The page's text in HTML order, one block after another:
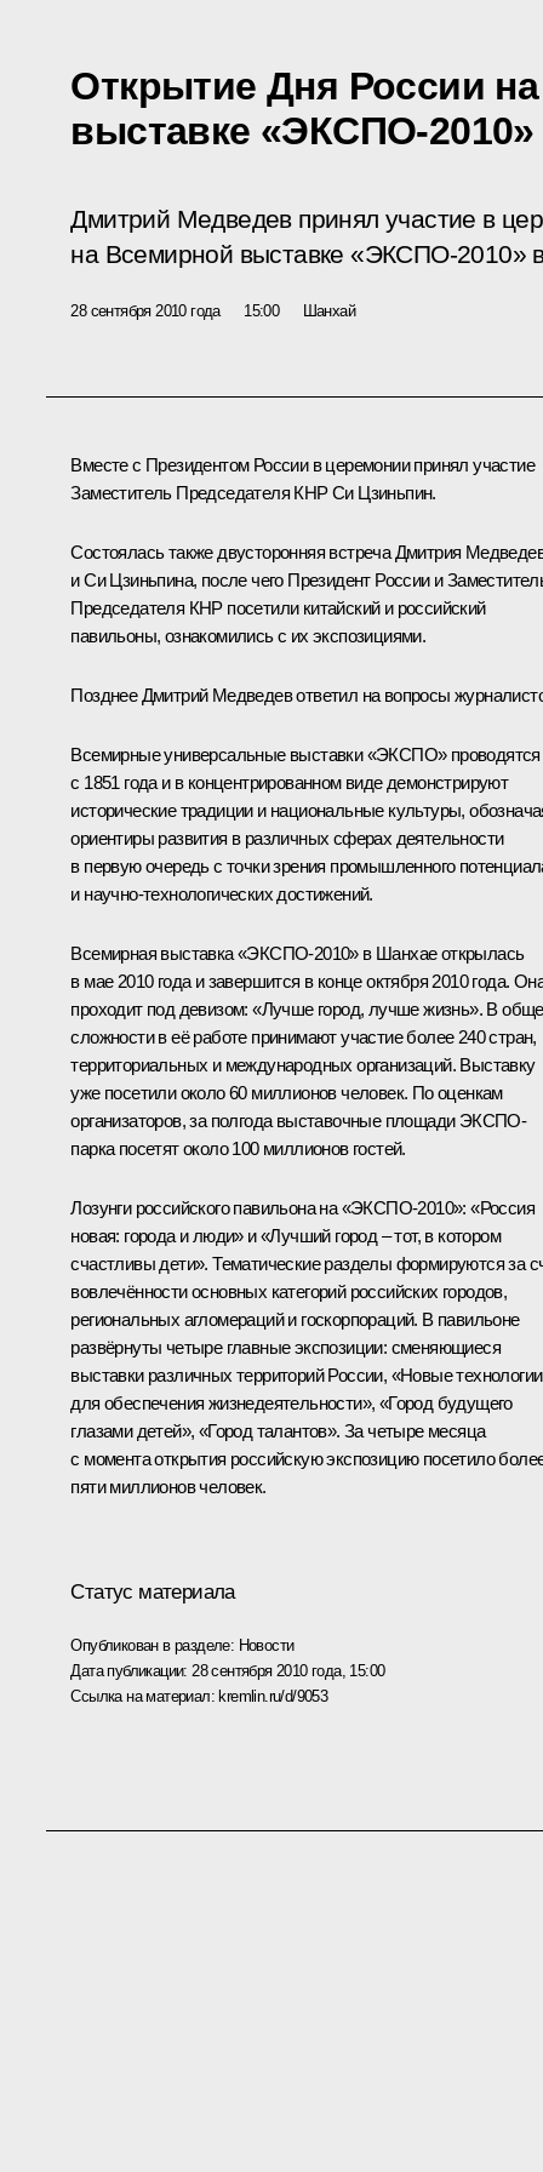
Открытие Дня России
выставке «ЭКСПО-2010»
Дмитрий Медведев принял участие в
на Всемирной выставке «ЭКСПО-2010»
28 сентября 2010 года 15:00 Шанхай
Вместе с Президентом России в церемонии принял участие
Заместитель Председателя КНР Си Цзиньпин.
Состоялась также двусторонняя встреча Дмитрия
и Си Цзиньпина, после чего Президент России и
Председателя КНР посетили китайский и российский
павильоны, ознакомились с их экспозициями.
Позднее Дмитрий Медведев ответил на вопросы
Всемирные универсальные выставки «ЭКСПО» проводятся
с 1851 года и в концентрированном виде демонстрируют
исторические традиции и национальные культуры,
ориентиры развития в различных сферах деятельности
в первую очередь с точки зрения промышленного
и научно-технологических достижений.
Всемирная выставка «ЭКСПО-2010» в Шанхае открылась
в мае 2010 года и завершится в конце октября 2010 года.
проходит под девизом: «Лучше город, лучше жизнь». В
сложности в её работе принимают участие более 240 стран,
территориальных и международных организаций. Выставку
уже посетили около 60 миллионов человек. По оценкам
организаторов, за полгода выставочные площади ЭКСПО-
парка посетят около 100 миллионов гостей.
Лозунги российского павильона на «ЭКСПО-2010»: «Россия
новая: города и люди» и «Лучший город – тот, в котором
счастливы дети». Тематические разделы формируются за
вовлечённости основных категорий российских городов,
региональных агломераций и госкорпораций. В павильоне
развёрнуты четыре главные экспозиции: сменяющиеся
выставки различных территорий России, «Новые технологии
для обеспечения жизнедеятельности», «Город будущего
глазами детей», «Город талантов». За четыре месяца
с момента открытия российскую экспозицию посетило
пяти миллионов человек.
Статус материала
Опубликован в разделе: Новости
Дата публикации: 28 сентября 2010 года, 15:00
Ссылка на материал: kremlin.ru/d/9053